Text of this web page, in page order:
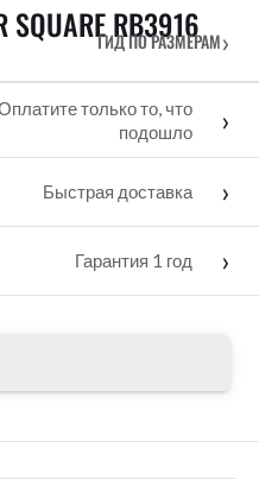
SQUARE RB3916
ГИД ПО РАЗМЕРАМ›
только то, что
подошло
›
Быстрая доставка ›
Гарантия 1 год ›